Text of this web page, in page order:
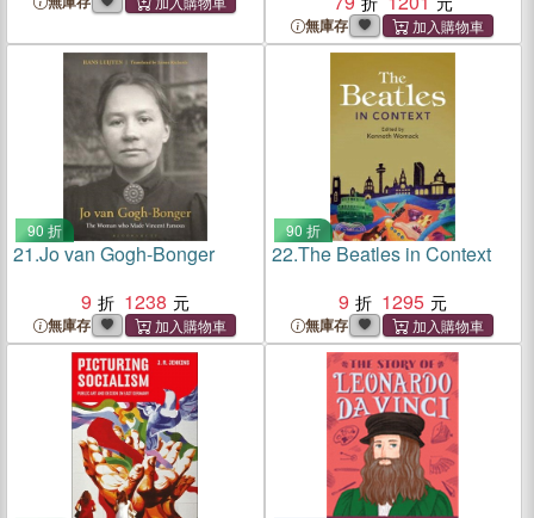
無庫存
90 折
21.Jo van Gogh-Bonger
9
1238
無庫存
90 折
22.The Beatles in Context
9
1295
無庫存